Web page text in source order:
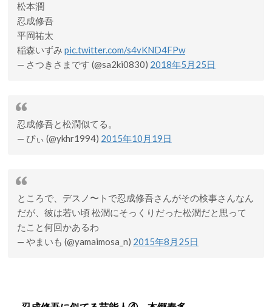
松本潤
忍成修吾
平岡祐太
稲森いずみ pic.twitter.com/s4vKND4FPw
— さつきさまです (@sa2ki0830) 2018年5月25日
忍成修吾と松潤似てる。
— ぴぃ (@ykhr1994) 2015年10月19日
ところで、デスノ〜トで忍成修吾さんがその検事さんなん
だが、彼は若い頃 松潤にそっくりだった松潤だと思って
たこと何回かあるわ
— やまいも (@yamaimosa_n) 2015年8月25日